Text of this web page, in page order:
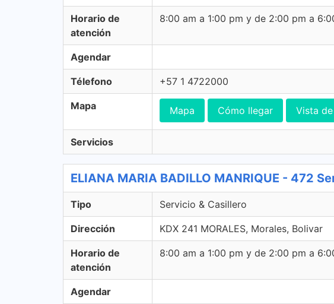
Horario de
atención
8:00 am a 1:00 pm y de 2:00 pm a
Agendar
Télefono +57 1 4722000
Mapa Mapa Cómo llegar Vista
Servicios
ELIANA MARIA BADILLO MANRIQUE - 472
Tipo Servicio & Casillero
Dirección KDX 241 MORALES, Morales, Bolivar
Horario de
atención
8:00 am a 1:00 pm y de 2:00 pm a
Agendar